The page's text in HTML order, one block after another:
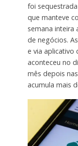
foi
que manteve
semana inteira
de negócios.
e via aplicativo
aconteceu no
mês depois
acumula mais